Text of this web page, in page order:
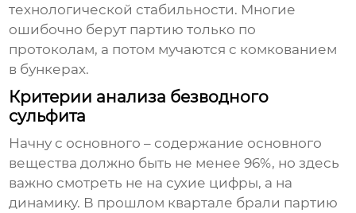
технологической стабильности. Многие
ошибочно берут партию только по
протоколам, а потом мучаются с комкованием
в бункерах.
Критерии анализа безводного
сульфита
Начну с основного – содержание основного
вещества должно быть не менее 96%, но здесь
важно смотреть не на сухие цифры, а на
динамику. В прошлом квартале брали партию